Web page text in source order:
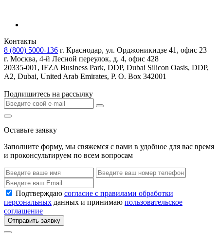
Контакты
8 (800) 5000-136 г. Краснодар, ул. Орджоникидзе 41, офис 23
г. Москва, 4-й Лесной переулок, д. 4, офис 428
20335-001, IFZA Business Park, DDP, Dubai Silicon Oasis, DDP,
A2, Dubai, United Arab Emirates, P. O. Box 342001
Подпишитесь на рассылку
Оставьте заявку
Заполните форму, мы свяжемся с вами в удобное для вас время
и проконсультируем по всем вопросам
Подтверждаю согласие с правилами обработки
персональных данных и принимаю пользовательское
соглашение
Отправить заявку